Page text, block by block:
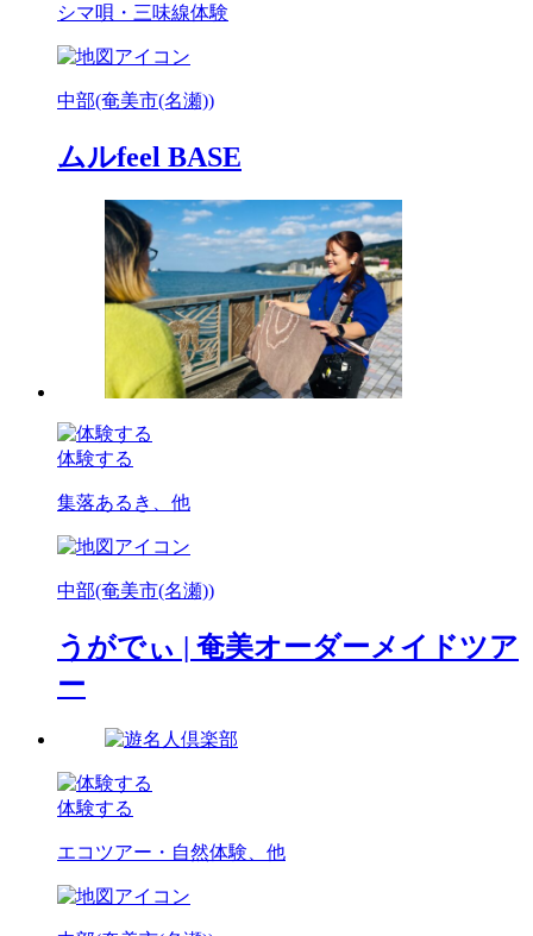
シマ唄・三味線体験
中部(奄美市(名瀬))
ムルfeel BASE
体験する
集落あるき、他
中部(奄美市(名瀬))
うがでぃ | 奄美オーダーメイドツア
ー
体験する
エコツアー・自然体験、他